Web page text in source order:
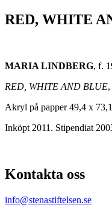
RED, WHITE
MARIA LINDBERG, f.
RED, WHITE AND BLUE
Akryl på papper 49,4 x
Inköpt 2011. Stipendiat
Kontakta oss
info@stenastiftelsen.se